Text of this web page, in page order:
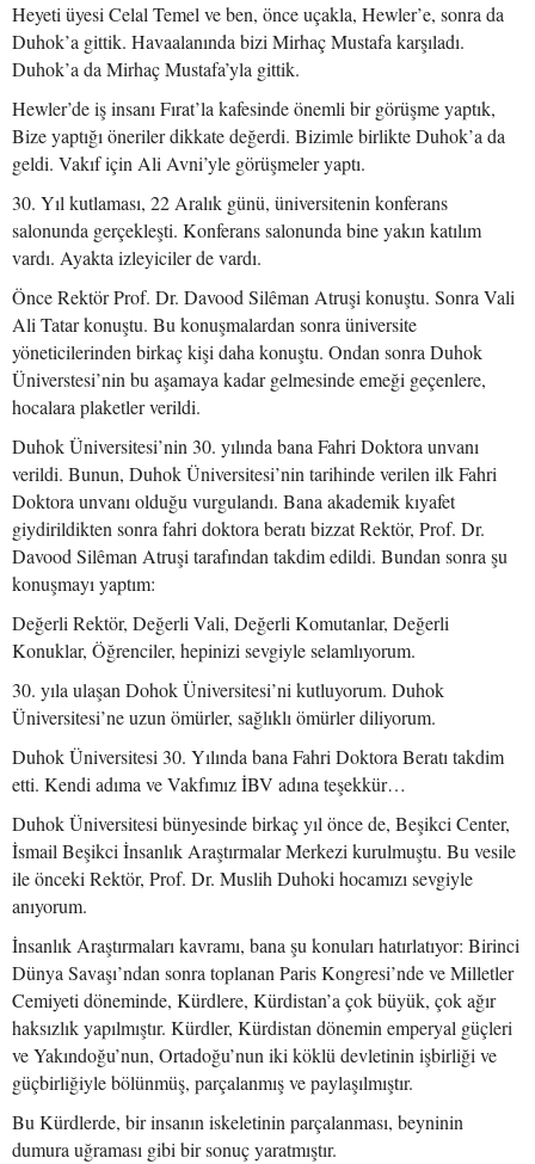
Heyeti üyesi Celal Temel ve ben, önce uçakla, Hewler’e, sonra da
Duhok’a gittik. Havaalanında bizi Mirhaç Mustafa karşıladı.
Duhok’a da Mirhaç Mustafa’yla gittik.
Hewler’de iş insanı Fırat’la kafesinde önemli bir görüşme yaptık,
Bize yaptığı öneriler dikkate değerdi. Bizimle birlikte Duhok’a da
geldi. Vakıf için Ali Avni’yle görüşmeler yaptı.
30. Yıl kutlaması, 22 Aralık günü, üniversitenin konferans
salonunda gerçekleşti. Konferans salonunda bine yakın katılım
vardı. Ayakta izleyiciler de vardı.
Önce Rektör Prof. Dr. Davood Silêman Atruşi konuştu. Sonra Vali
Ali Tatar konuştu. Bu konuşmalardan sonra üniversite
yöneticilerinden birkaç kişi daha konuştu. Ondan sonra Duhok
Üniverstesi’nin bu aşamaya kadar gelmesinde emeği geçenlere,
hocalara plaketler verildi.
Duhok Üniversitesi’nin 30. yılında bana Fahri Doktora unvanı
verildi. Bunun, Duhok Üniversitesi’nin tarihinde verilen ilk Fahri
Doktora unvanı olduğu vurgulandı. Bana akademik kıyafet
giydirildikten sonra fahri doktora beratı bizzat Rektör, Prof. Dr.
Davood Silêman Atruşi tarafından takdim edildi. Bundan sonra şu
konuşmayı yaptım:
Değerli Rektör, Değerli Vali, Değerli Komutanlar, Değerli
Konuklar, Öğrenciler, hepinizi sevgiyle selamlıyorum.
30. yıla ulaşan Dohok Üniversitesi’ni kutluyorum. Duhok
Üniversitesi’ne uzun ömürler, sağlıklı ömürler diliyorum.
Duhok Üniversitesi 30. Yılında bana Fahri Doktora Beratı takdim
etti. Kendi adıma ve Vakfımız İBV adına teşekkür…
Duhok Üniversitesi bünyesinde birkaç yıl önce de, Beşikci Center,
İsmail Beşikci İnsanlık Araştırmalar Merkezi kurulmuştu. Bu vesile
ile önceki Rektör, Prof. Dr. Muslih Duhoki hocamızı sevgiyle
anıyorum.
İnsanlık Araştırmaları kavramı, bana şu konuları hatırlatıyor: Birinci
Dünya Savaşı’ndan sonra toplanan Paris Kongresi’nde ve Milletler
Cemiyeti döneminde, Kürdlere, Kürdistan’a çok büyük, çok ağır
haksızlık yapılmıştır. Kürdler, Kürdistan dönemin emperyal güçleri
ve Yakındoğu’nun, Ortadoğu’nun iki köklü devletinin işbirliği ve
güçbirliğiyle bölünmüş, parçalanmış ve paylaşılmıştır.
Bu Kürdlerde, bir insanın iskeletinin parçalanması, beyninin
dumura uğraması gibi bir sonuç yaratmıştır.